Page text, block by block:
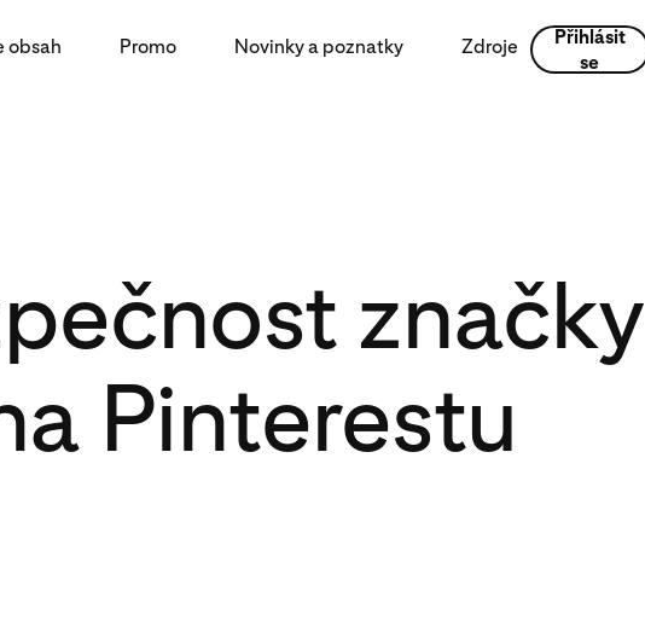
obsah Promo Novinky a poznatky Zdroje
Přihlásit
se
značky
Pinterestu